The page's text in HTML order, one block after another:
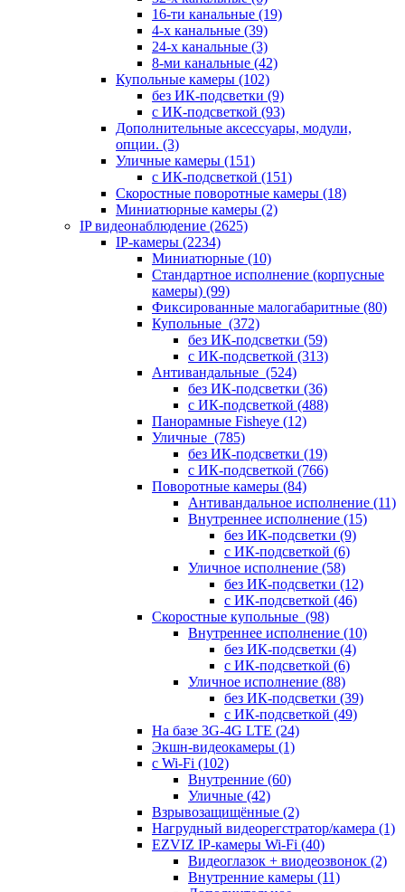
16-ти канальные (19)
4-х канальные (39)
24-х канальные (3)
8-ми канальные (42)
Купольные камеры (102)
без ИК-подсветки (9)
с ИК-подсветкой (93)
Дополнительные аксессуары, модули,
опции. (3)
Уличные камеры (151)
с ИК-подсветкой (151)
Скоростные поворотные камеры (18)
Миниатюрные камеры (2)
IP видеонаблюдение (2625)
IP-камеры (2234)
Миниатюрные (10)
Стандартное исполнение (корпусные
камеры) (99)
Фиксированные малогабаритные (80)
Купольные (372)
без ИК-подсветки (59)
с ИК-подсветкой (313)
Антивандальные (524)
без ИК-подсветки (36)
с ИК-подсветкой (488)
Панорамные Fisheye (12)
Уличные (785)
без ИК-подсветки (19)
с ИК-подсветкой (766)
Поворотные камеры (84)
Антивандальное исполнение (11)
Внутреннее исполнение (15)
без ИК-подсветки (9)
с ИК-подсветкой (6)
Уличное исполнение (58)
без ИК-подсветки (12)
с ИК-подсветкой (46)
Скоростные купольные (98)
Внутреннее исполнение (10)
без ИК-подсветки (4)
с ИК-подсветкой (6)
Уличное исполнение (88)
без ИК-подсветки (39)
с ИК-подсветкой (49)
На базе 3G-4G LTE (24)
Экшн-видеокамеры (1)
с Wi-Fi (102)
Внутренние (60)
Уличные (42)
Взрывозащищённые (2)
Нагрудный видеорегстратор/камера (1)
EZVIZ IP-камеры Wi-Fi (40)
Видеоглазок + виодеозвонок (2)
Внутренние камеры (11)